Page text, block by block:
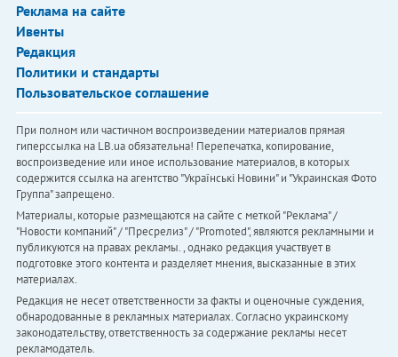
Реклама на сайте
Ивенты
Редакция
Политики и стандарты
Пользовательское соглашение
При полном или частичном воспроизведении материалов прямая
гиперссылка на LB.ua обязательна! Перепечатка, копирование,
воспроизведение или иное использование материалов, в которых
содержится ссылка на агентство "Українськi Новини" и "Украинская Фото
Группа" запрещено.
Материалы, которые размещаются на сайте с меткой "Реклама" /
"Новости компаний" / "Пресрелиз" / "Promoted", являются рекламными и
публикуются на правах рекламы. , однако редакция участвует в
подготовке этого контента и разделяет мнения, высказанные в этих
материалах.
Редакция не несет ответственности за факты и оценочные суждения,
обнародованные в рекламных материалах. Согласно украинскому
законодательству, ответственность за содержание рекламы несет
рекламодатель.